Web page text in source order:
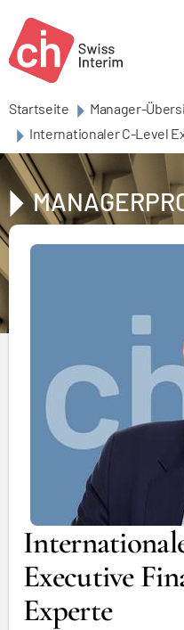
Startseite
Manager-
Internationaler C-Level
Executive
Experte